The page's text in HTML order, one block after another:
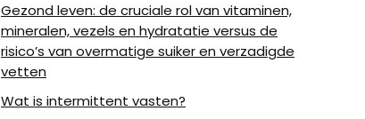
Gezond leven: de cruciale rol van vitaminen,
mineralen, vezels en hydratatie versus de
risico’s van overmatige suiker en verzadigde
vetten
Wat is intermittent vasten?